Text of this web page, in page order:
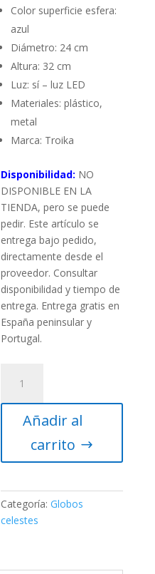
Color superficie esfera:
azul
Diámetro: 24 cm
Altura: 32 cm
Luz: sí – luz LED
Materiales: plástico,
metal
Marca: Troika
Disponibilidad: NO
DISPONIBLE EN LA
TIENDA, pero se puede
pedir. Este artículo se
entrega bajo pedido,
directamente desde el
proveedor. Consultar
disponibilidad y tiempo de
entrega. Entrega gratis en
España peninsular y
Portugal.
Milky
Way
Añadir al
carrito
Categoría:Globos
celestes